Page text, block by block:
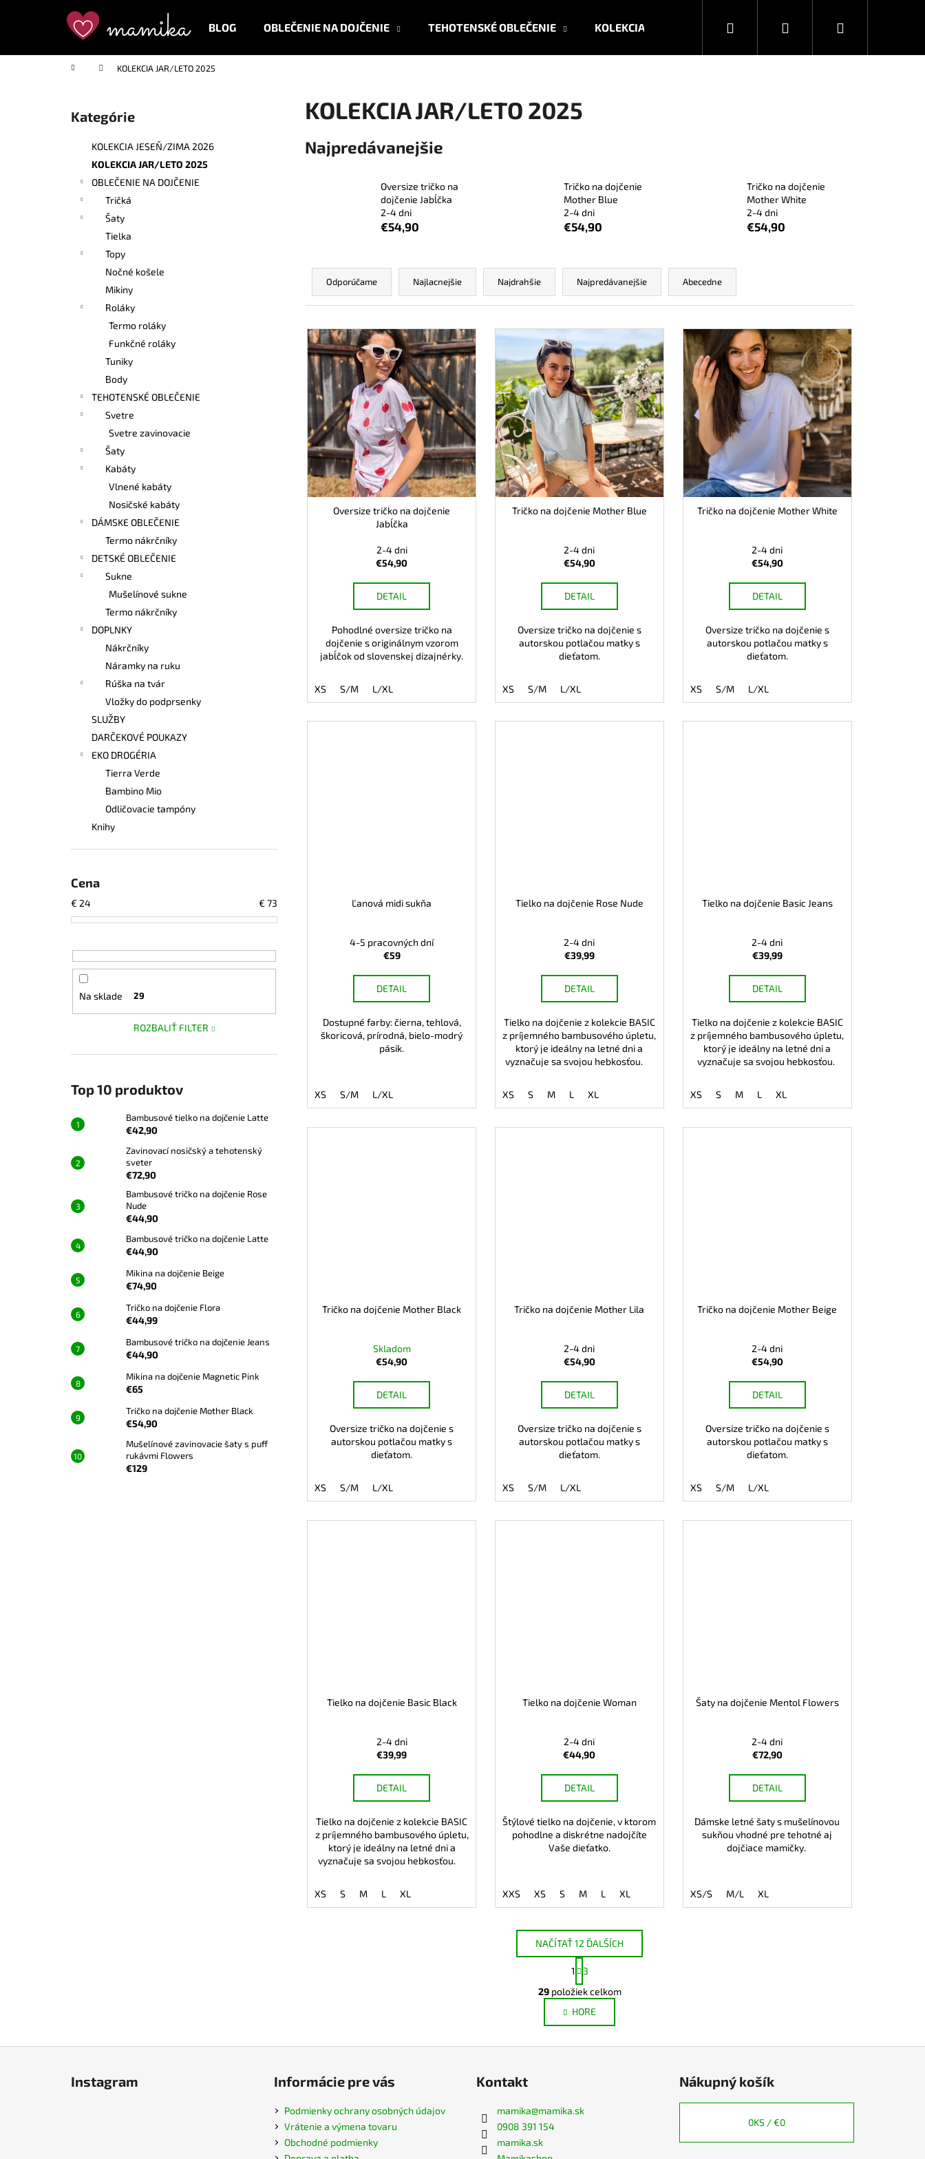
BLOG OBLEČENIE NA DOJČENIE TEHOTENSKÉ OBLEČENIE KOLEKCIA JESEŇ/ZIMA 2026 KOLEKCIA JAR/LETO 2025
Hľadať PrihlásenieNákupný
Domov KOLEKCIA JAR/LETO 2025
Preskočiť
kategórie
Kategórie
KOLEKCIA JESEŇ/ZIMA 2026
KOLEKCIA JAR/LETO 2025
OBLEČENIE NA DOJČENIE
Tričká
Šaty
Tielka
Topy
Nočné košele
Mikiny
Roláky
Termo roláky
Funkčné roláky
Tuniky
Body
TEHOTENSKÉ OBLEČENIE
Svetre
Svetre zavinovacie
Šaty
Kabáty
Vlnené kabáty
Nosičské kabáty
DÁMSKE OBLEČENIE
Termo nákrčníky
DETSKÉ OBLEČENIE
Sukne
Mušelínové sukne
Termo nákrčníky
DOPLNKY
Nákrčníky
Náramky na ruku
Rúška na tvár
Vložky do podprsenky
SLUŽBY
DARČEKOVÉ POUKAZY
EKO DROGÉRIA
Tierra Verde
Bambino Mio
Odličovacie tampóny
Knihy
Cena
€ 24 € 73
Na sklade 29
ROZBALIŤ FILTER
Top 10 produktov
Bambusové tielko na dojčenie Latte
€42,90
Zavinovací nosičský a tehotenský
sveter
€72,90
Bambusové tričko na dojčenie Rose
Nude
€44,90
Bambusové tričko na dojčenie Latte
€44,90
Mikina na dojčenie Beige
€74,90
Tričko na dojčenie Flora
€44,99
Bambusové tričko na dojčenie Jeans
€44,90
Mikina na dojčenie Magnetic Pink
€65
Tričko na dojčenie Mother Black
€54,90
Mušelínové zavinovacie šaty s puff
rukávmi Flowers
€129
KOLEKCIA JAR/LETO 2025
Najpredávanejšie
Oversize tričko na
dojčenie Jabĺčka
2-4 dni
€54,90
Tričko na dojčenie
Mother Blue
2-4 dni
€54,90
Tričko na dojčenie
Mother White
2-4 dni
€54,90
R
d
n
i
e
p
r
o
d
u
k
t
Odporúčame Najlacnejšie Najdrahšie Najpredávanejšie Abecedne
V
ý
p
s
p
r
o
d
u
Oversize tričko na dojčenie
Jabĺčka
2-4 dni
€54,90
DETAIL
Pohodlné oversize tričko na
dojčenie s originálnym vzorom
jabĺčok od slovenskej dizajnérky.
XS S/M L/XL
Tričko na dojčenie Mother Blue
2-4 dni
€54,90
DETAIL
Oversize tričko na dojčenie s
autorskou potlačou matky s
dieťatom.
XS S/M L/XL
Tričko na dojčenie Mother White
2-4 dni
€54,90
DETAIL
Oversize tričko na dojčenie s
autorskou potlačou matky s
dieťatom.
XS S/M L/XL
Ľanová midi sukňa
4-5 pracovných dní
€59
DETAIL
Dostupné farby: čierna, tehlová,
škoricová, prírodná, bielo-modrý
pásik.
XS S/M L/XL
Tielko na dojčenie Rose Nude
2-4 dni
€39,99
DETAIL
Tielko na dojčenie z kolekcie BASIC
z príjemného bambusového úpletu,
ktorý je ideálny na letné dni a
vyznačuje sa svojou hebkosťou.
XS S M L XL
Tielko na dojčenie Basic Jeans
2-4 dni
€39,99
DETAIL
Tielko na dojčenie z kolekcie BASIC
z príjemného bambusového úpletu,
ktorý je ideálny na letné dni a
vyznačuje sa svojou hebkosťou.
XS S M L XL
Tričko na dojčenie Mother Black
Skladom
€54,90
DETAIL
Oversize tričko na dojčenie s
autorskou potlačou matky s
dieťatom.
XS S/M L/XL
Tričko na dojčenie Mother Lila
2-4 dni
€54,90
DETAIL
Oversize tričko na dojčenie s
autorskou potlačou matky s
dieťatom.
XS S/M L/XL
Tričko na dojčenie Mother Beige
2-4 dni
€54,90
DETAIL
Oversize tričko na dojčenie s
autorskou potlačou matky s
dieťatom.
XS S/M L/XL
Tielko na dojčenie Basic Black
2-4 dni
€39,99
DETAIL
Tielko na dojčenie z kolekcie BASIC
z príjemného bambusového úpletu,
ktorý je ideálny na letné dni a
vyznačuje sa svojou hebkosťou.
XS S M L XL
Tielko na dojčenie Woman
2-4 dni
€44,90
DETAIL
Štýlové tielko na dojčenie, v ktorom
pohodlne a diskrétne nadojčíte
Vaše dieťatko.
XXS XS S M L XL
Šaty na dojčenie Mentol Flowers
2-4 dni
€72,90
DETAIL
Dámske letné šaty s mušelínovou
sukňou vhodné pre tehotné aj
dojčiace mamičky.
XS/S M/L XL
O
v
l
á
d
e
NAČÍTAŤ 12 ĎALŠÍCH
S
t
r
á
n
k
e
1
3
29položiek celkom
HORE
í
do
do
Odporúčame
BAMBUSOVÉ TIELKO NA DOJČENIE
€42,90
€72,90
€44,90
Instagram Informácie pre vás
Podmienky ochrany osobných údajov
Vrátenie a výmena tovaru
Obchodné podmienky
Kontakt
mamika@mamika.sk
0908 391 154
mamika.sk
Nákupný košík
0KS /€0